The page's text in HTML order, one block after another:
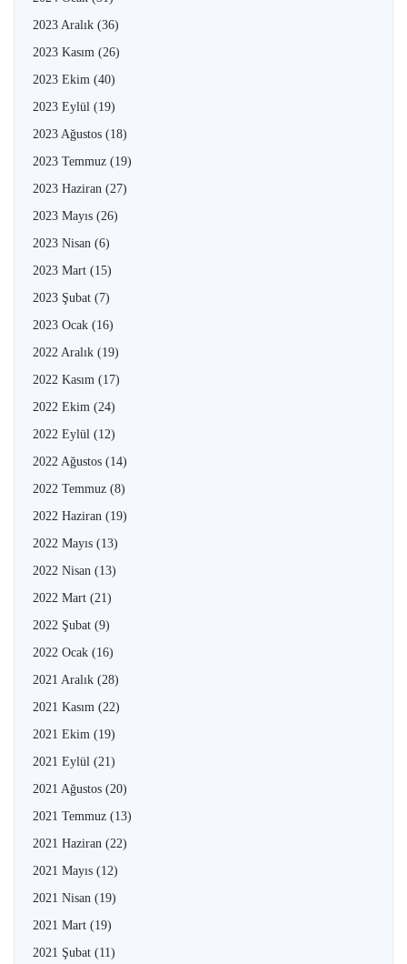
2023 Aralık (36)
2023 Kasım (26)
2023 Ekim (40)
2023 Eylül (19)
2023 Ağustos (18)
2023 Temmuz (19)
2023 Haziran (27)
2023 Mayıs (26)
2023 Nisan (6)
2023 Mart (15)
2023 Şubat (7)
2023 Ocak (16)
2022 Aralık (19)
2022 Kasım (17)
2022 Ekim (24)
2022 Eylül (12)
2022 Ağustos (14)
2022 Temmuz (8)
2022 Haziran (19)
2022 Mayıs (13)
2022 Nisan (13)
2022 Mart (21)
2022 Şubat (9)
2022 Ocak (16)
2021 Aralık (28)
2021 Kasım (22)
2021 Ekim (19)
2021 Eylül (21)
2021 Ağustos (20)
2021 Temmuz (13)
2021 Haziran (22)
2021 Mayıs (12)
2021 Nisan (19)
2021 Mart (19)
2021 Şubat (11)